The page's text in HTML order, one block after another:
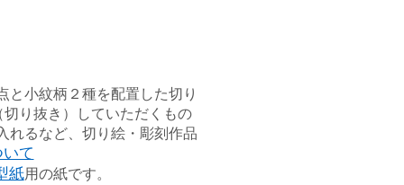
小紋柄２種を配置した切り
り抜き）していただくもの
れるなど、切り絵・彫刻作品
いて
紙用の紙です。